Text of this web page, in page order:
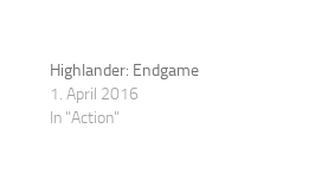
Highlander: Endgame
1. April 2016
In "Action"